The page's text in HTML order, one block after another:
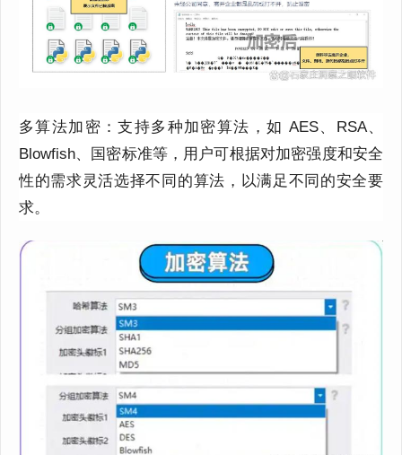
多算法加密：支持多种加密算法，如 AES、RSA、
Blowfish、国密标准等，用户可根据对加密强度和安全
性的需求灵活选择不同的算法，以满足不同的安全要
求。